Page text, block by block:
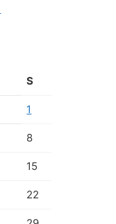
S
1
8
15
22